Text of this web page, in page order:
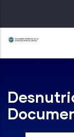
al
contenido
principal